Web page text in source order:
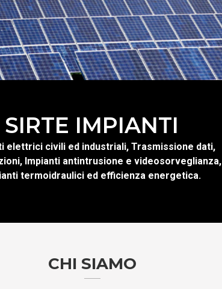
SIRTE IMPIANTI
elettrici civili ed industriali, Trasmissione dati,
Impianti antintrusione e videosorveglianza,
termoidraulici ed efficienza energetica.
CHI SIAMO